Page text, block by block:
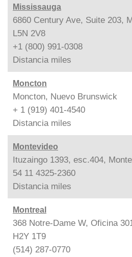
Mississauga
6860 Century Ave, Suite 203,
L5N 2V8
+1 (800) 991-0308
Distancia miles
Moncton
Moncton, Nuevo Brunswick
+ 1 (919) 401-4540
Distancia miles
Montevideo
Ituzaingo 1393, esc.404,
54 11 4325-2360
Distancia miles
Montreal
368 Notre-Dame W, Oficina
H2Y 1T9
(514) 287-0770